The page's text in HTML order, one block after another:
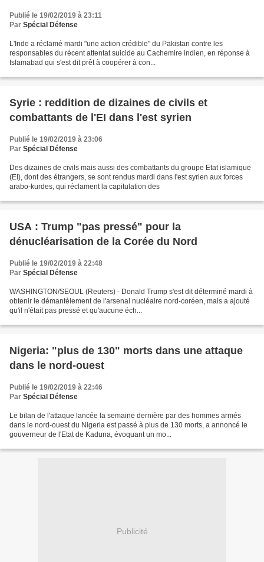
Publié le 19/02/2019 à 23:11
Par Spécial Défense
L'Inde a réclamé mardi "une action crédible" du Pakistan contre les
responsables du récent attentat suicide au Cachemire indien, en réponse à
Islamabad qui s'est dit prêt à coopérer à con...
Syrie : reddition de dizaines de civils et
combattants de l'EI dans l'est syrien
Publié le 19/02/2019 à 23:06
Par Spécial Défense
Des dizaines de civils mais aussi des combattants du groupe Etat islamique
(EI), dont des étrangers, se sont rendus mardi dans l'est syrien aux forces
arabo-kurdes, qui réclament la capitulation des
USA : Trump "pas pressé" pour la
dénucléarisation de la Corée du Nord
Publié le 19/02/2019 à 22:48
Par Spécial Défense
WASHINGTON/SEOUL (Reuters) - Donald Trump s'est dit déterminé mardi à
obtenir le démantèlement de l'arsenal nucléaire nord-coréen, mais a ajouté
qu'il n'était pas pressé et qu'aucune éch...
Nigeria: "plus de 130" morts dans une attaque
dans le nord-ouest
Publié le 19/02/2019 à 22:46
Par Spécial Défense
Le bilan de l'attaque lancée la semaine dernière par des hommes armés
dans le nord-ouest du Nigeria est passé à plus de 130 morts, a annoncé le
gouverneur de l'Etat de Kaduna, évoquant un mo...
Publicité